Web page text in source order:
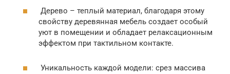
Дерево – теплый материал, благодаря этому
свойству деревянная мебель создает особый
уют в помещении и обладает релаксационным
эффектом при тактильном контакте.
Уникальность каждой модели: срез массива